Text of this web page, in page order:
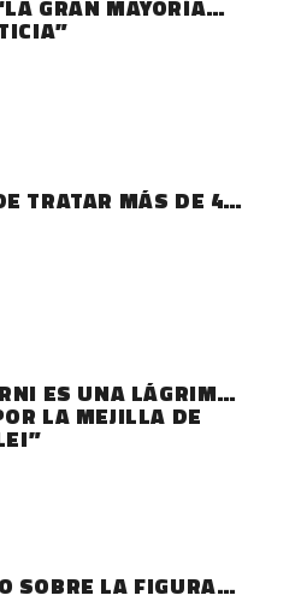
GRAN MAYORÍA
TRATAR MÁS DE 45
ES UNA LÁGRIMA
LA MEJILLA DE
SOBRE LA FIGURA